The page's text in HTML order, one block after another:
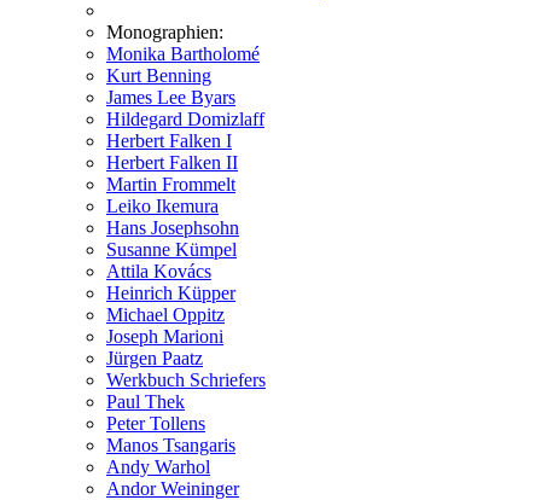
Monographien:
Monika Bartholomé
Kurt Benning
James Lee Byars
Hildegard Domizlaff
Herbert Falken I
Herbert Falken II
Martin Frommelt
Leiko Ikemura
Hans Josephsohn
Susanne Kümpel
Attila Kovács
Heinrich Küpper
Michael Oppitz
Joseph Marioni
Jürgen Paatz
Werkbuch Schriefers
Paul Thek
Peter Tollens
Manos Tsangaris
Andy Warhol
Andor Weininger